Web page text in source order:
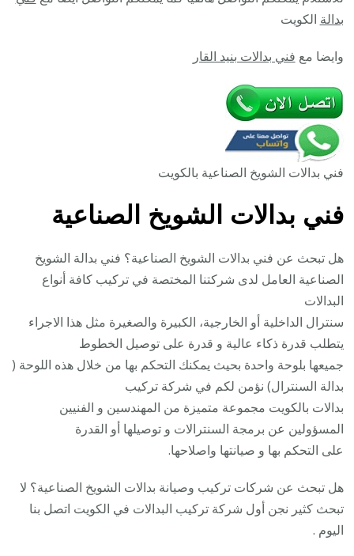
بدالة الكويت
وايضا مع فني بدالات بنيد القار
فني بدالات الشويخ الصناعية بالكويت
فني بدالات الشويخ الصناعية
هل تبحث عن فني بدالات الشويخ الصناعية؟ فني بدالة الشويخ
الصناعية العامل لدى شركتنا المختصة في تركيب كافة أنواع
البدالات
سنترال الداخلية أو الخارجية، الكبيرة والصغيرة مثل هذا الاجراء
يتطلب قدرة ذكاء عالية و قدرة على توصيل الخطوط
جميعها بلوحة واحدة بحيث يمكنك التحكم بها من خلال هذه اللوحة (
بدالة السنترال) نؤمن لكم في شركة تركيب
بدالات بالكويت مجموعة متميزة من المهندسين و الفنيين
المسؤولين عن برمجة السنترالات و توصيلها أو القدرة
على التحكم بها و صيانتها واصلاحها.
هل تبحث عن شركات تركيب وصيانة بدالات الشويخ الصناعية؟ لا
تبحث كثير نجن أول شركة تركيب البدالات في الكويت اتصل بنا
اليوم .